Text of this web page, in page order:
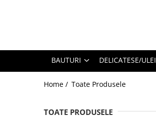
PARFUMURI
BAUTURI DELICATESE/ULEI
Home / Toate Produsele
TOATE PRODUSELE